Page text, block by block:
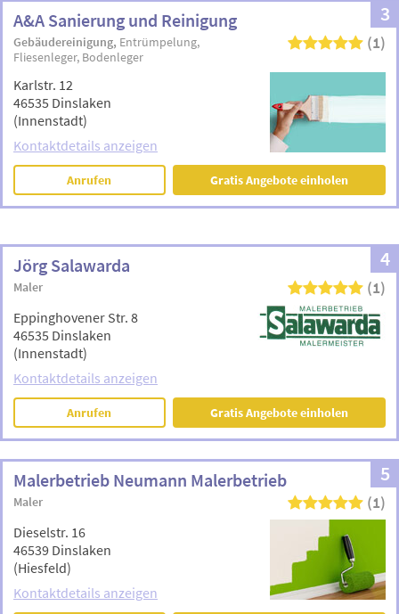
3
A&A Sanierung und Reinigung
Gebäudereinigung Entrümpelung
Fliesenleger Bodenleger
(1)
Karlstr. 12
46535 Dinslaken
(Innenstadt)
Kontaktdetails anzeigen
Anrufen Gratis Angebote einholen
4
Jörg Salawarda
Maler (1)
Eppinghovener Str. 8
46535 Dinslaken
(Innenstadt)
Kontaktdetails anzeigen
Anrufen Gratis Angebote einholen
5
Malerbetrieb Neumann Malerbetrieb
Maler (1)
Dieselstr. 16
46539 Dinslaken
(Hiesfeld)
Kontaktdetails anzeigen